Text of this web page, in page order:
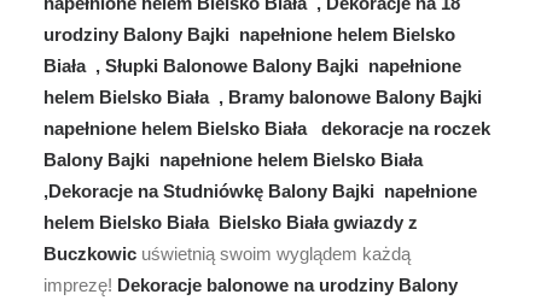
urodziny Balony Bajki napełnione helem Bielsko
Biała , Słupki Balonowe Balony Bajki napełnione
helem Bielsko Biała , Bramy balonowe Balony Bajki
napełnione helem Bielsko Biała dekoracje na roczek
Balony Bajki napełnione helem Bielsko Biała
,Dekoracje na Studniówkę Balony Bajki napełnione
helem Bielsko Biała Bielsko Biała gwiazdy z
Buczkowic uświetnią swoim wyglądem każdą
imprezę! Dekoracje balonowe na urodziny Balony